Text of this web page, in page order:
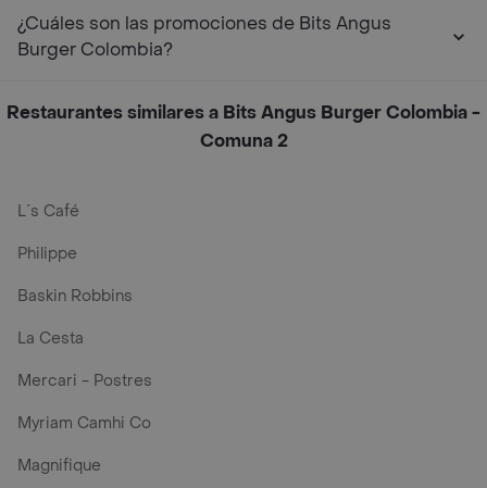
¿Cuáles son las promociones de Bits Angus
Burger Colombia?
Restaurantes similares a Bits Angus Burger Colombia -
Comuna 2
L´s Café
Philippe
Baskin Robbins
La Cesta
Mercari - Postres
Myriam Camhi Co
Magnifique